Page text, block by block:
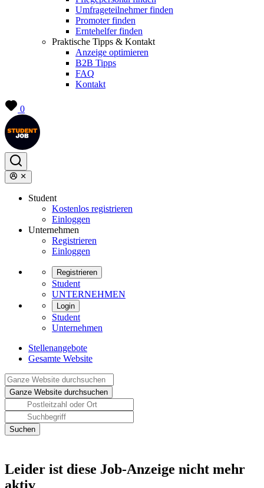
Umfrageteilnehmer finden
Promoter finden
Erntehelfer finden
Praktische Tipps & Kontakt
Anzeige optimieren
B2B Tipps
FAQ
Kontakt
0
Student
Kostenlos registrieren
Einloggen
Unternehmen
Registrieren
Einloggen
Registrieren
Student
UNTERNEHMEN
Login
Student
Unternehmen
Stellenangebote
Gesamte Website
Leider ist diese Job-Anzeige nicht mehr